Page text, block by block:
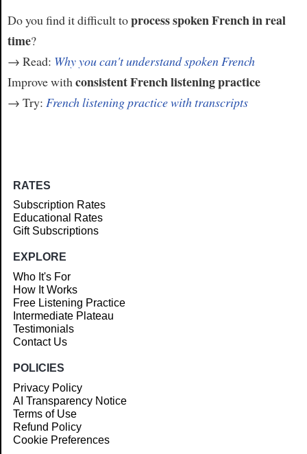
Do you find it difficult toprocess spoken French in real
time?
→ Read: Why you can't understand spoken French
Improve withconsistent French listening practice
→ Try: French listening practice with transcripts
RATES
Subscription Rates
Educational Rates
Gift Subscriptions
EXPLORE
Who It's For
How It Works
Free Listening Practice
Intermediate Plateau
Testimonials
Contact Us
POLICIES
Privacy Policy
AI Transparency Notice
Terms of Use
Refund Policy
Cookie Preferences